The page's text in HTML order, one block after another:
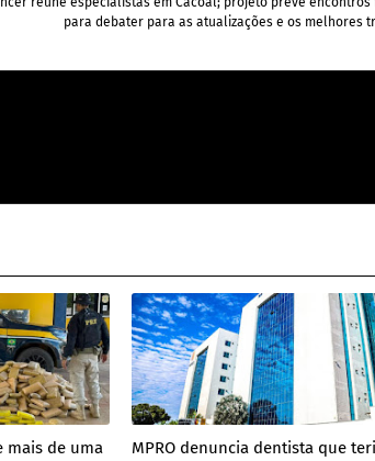
para debater para as atualizações e os melhores
mais de uma
MPRO denuncia dentista que